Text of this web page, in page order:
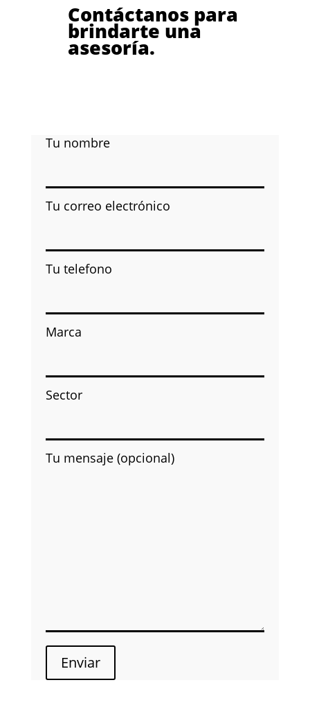
Contáctanos para
brindarte una
asesoría.
Tu nombre
Tu correo electrónico
Tu telefono
Marca
Sector
Tu mensaje (opcional)
Enviar